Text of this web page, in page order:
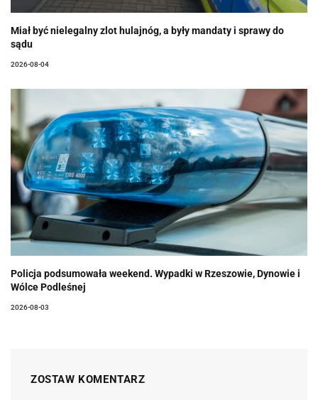
Miał być nielegalny zlot hulajnóg, a były mandaty i sprawy do
sądu
2026-08-04
Policja podsumowała weekend. Wypadki w Rzeszowie, Dynowie i
Wólce Podleśnej
2026-08-03
ZOSTAW KOMENTARZ